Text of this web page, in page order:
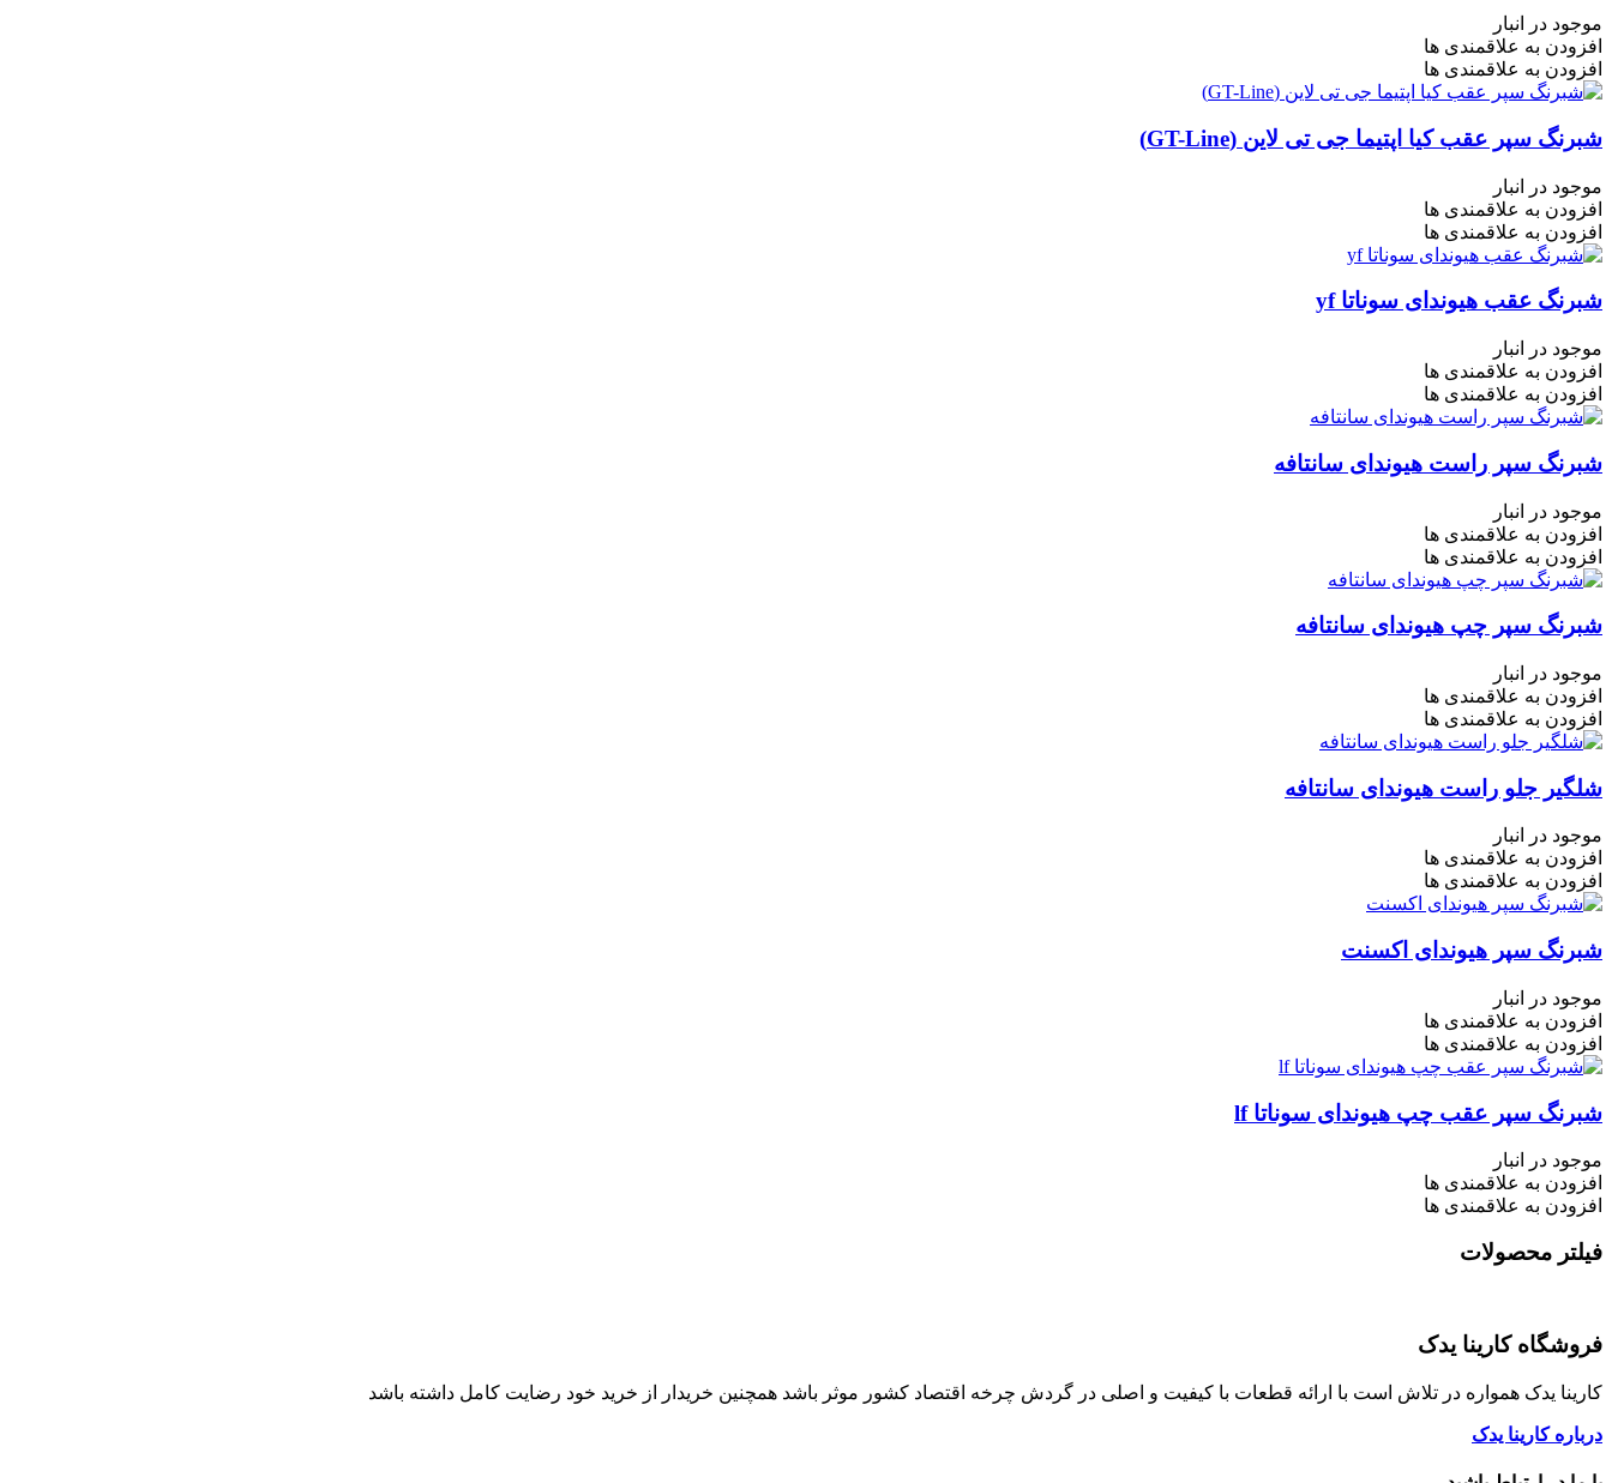
موجود در انبار
افزودن به علاقمندی ها
افزودن به علاقمندی ها
شبرنگ سپر عقب کیا اپتیما جی تی لاین (GT-Line)
موجود در انبار
افزودن به علاقمندی ها
افزودن به علاقمندی ها
شبرنگ عقب هیوندای سوناتا yf
موجود در انبار
افزودن به علاقمندی ها
افزودن به علاقمندی ها
شبرنگ سپر راست هیوندای سانتافه
موجود در انبار
افزودن به علاقمندی ها
افزودن به علاقمندی ها
شبرنگ سپر چپ هیوندای سانتافه
موجود در انبار
افزودن به علاقمندی ها
افزودن به علاقمندی ها
شلگیر جلو راست هیوندای سانتافه
موجود در انبار
افزودن به علاقمندی ها
افزودن به علاقمندی ها
شبرنگ سپر هیوندای اکسنت
موجود در انبار
افزودن به علاقمندی ها
افزودن به علاقمندی ها
شبرنگ سپر عقب چپ هیوندای سوناتا lf
موجود در انبار
افزودن به علاقمندی ها
افزودن به علاقمندی ها
فیلتر محصولات
فروشگاه کارینا یدک
کارینا یدک همواره در تلاش است با ارائه قطعات با کیفیت و اصلی در گردش چرخه اقتصاد کشور موثر باشد همچنین خریدار از خرید خود رضایت کامل داشته باشد
درباره کارینا یدک